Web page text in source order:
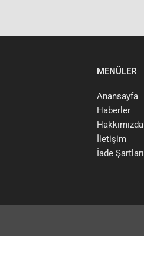
MENÜLER
Anansayfa
Haberler
Hakkımızda
İletişim
İade Şartları